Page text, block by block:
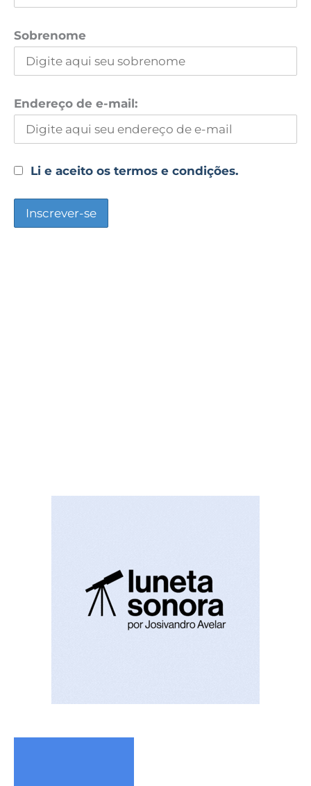
Sobrenome
Endereço de e-mail:
Li e aceito os termos e condições.